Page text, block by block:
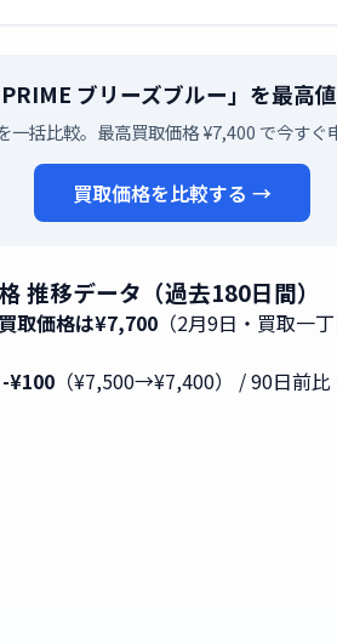
ブリーズブルー」を最高
一括比較。最高買取価格 ¥7,400 で今すぐ
買取価格を比較する →
推移データ（過去180日間）
取価格は¥7,700 （2月9日・買取一丁
-¥100 （¥7,500→¥7,400） / 90日前比